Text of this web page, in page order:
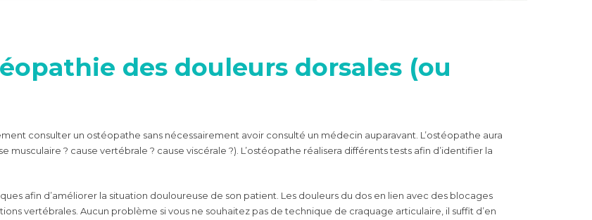
des douleurs dorsales (ou
consulter un ostéopathe sans nécessairement avoir consulté un médecin auparavant. L’ostéopathe aura
musculaire ? cause vertébrale ? cause viscérale ?). L’ostéopathe réalisera différents tests afin d’identifier la
afin d’améliorer la situation douloureuse de son patient. Les douleurs du dos en lien avec des blocages
vertébrales. Aucun problème si vous ne souhaitez pas de technique de craquage articulaire, il suffit d’en